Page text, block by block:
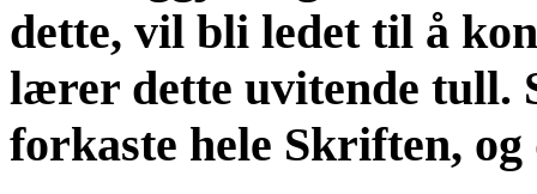
dette, vil bli ledet til å
lærer dette uvitende tull.
forkaste hele Skriften,